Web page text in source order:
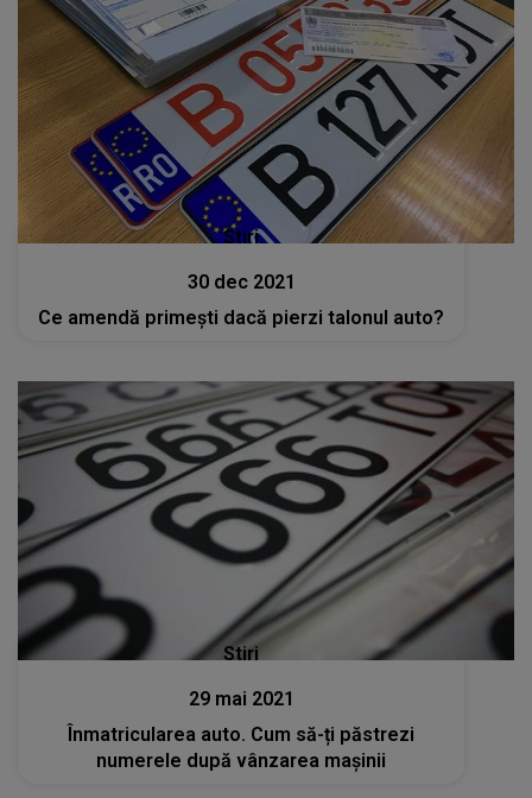
Stiri
30 dec 2021
Ce amendă primeşti dacă pierzi talonul auto?
Stiri
29 mai 2021
Înmatricularea auto. Cum să-ți păstrezi
numerele după vânzarea mașinii